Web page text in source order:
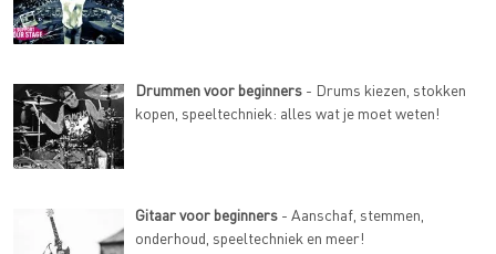
Drummen voor beginners - Drums kiezen, stokken
kopen, speeltechniek: alles wat je moet weten!
Gitaar voor beginners - Aanschaf, stemmen,
onderhoud, speeltechniek en meer!